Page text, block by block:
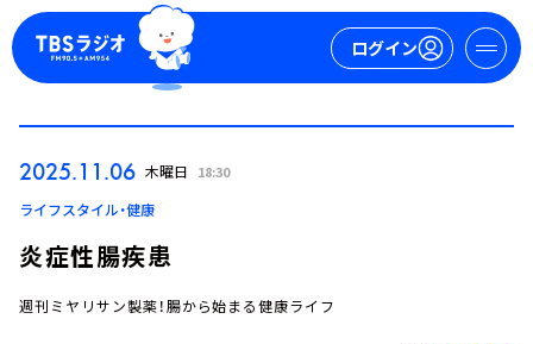
ログイン
ログイン
2025.11.06 木曜日 18:30
ライフスタイル・健康
炎症性腸疾患
週刊ミヤリサン製薬！腸から始まる健康ライフ